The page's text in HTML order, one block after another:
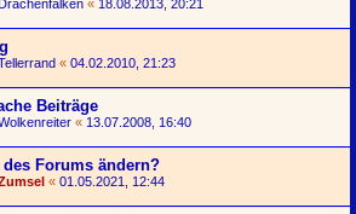
« 18.08.2013, 20:21
« 04.02.2010, 21:23
Beiträge
« 13.07.2008, 16:40
des Forums ändern?
« 01.05.2021, 12:44